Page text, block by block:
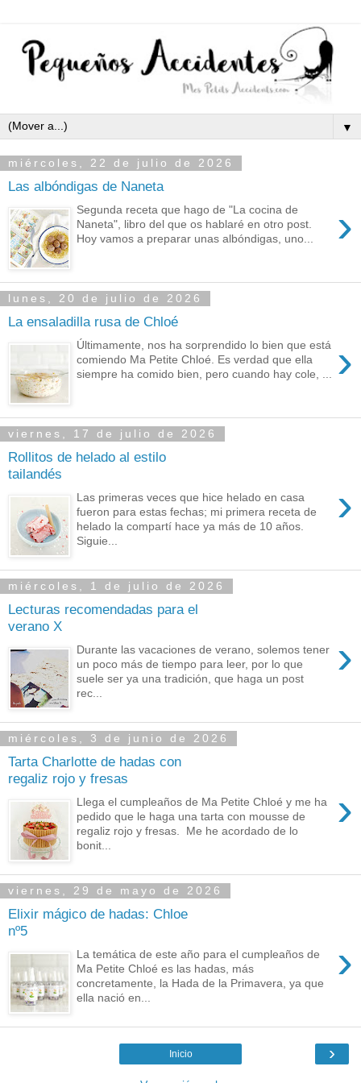
▼
miércoles, 22 de julio de 2026
Las albóndigas de Naneta
›
Segunda receta que hago de "La cocina de
Naneta", libro del que os hablaré en otro post.
Hoy vamos a preparar unas albóndigas, uno...
lunes, 20 de julio de 2026
La ensaladilla rusa de Chloé
›
Últimamente, nos ha sorprendido lo bien que está
comiendo Ma Petite Chloé. Es verdad que ella
siempre ha comido bien, pero cuando hay cole, ...
viernes, 17 de julio de 2026
Rollitos de helado al estilo
tailandés
›
Las primeras veces que hice helado en casa
fueron para estas fechas; mi primera receta de
helado la compartí hace ya más de 10 años.
Siguie...
miércoles, 1 de julio de 2026
Lecturas recomendadas para el
verano X
›
Durante las vacaciones de verano, solemos tener
un poco más de tiempo para leer, por lo que
suele ser ya una tradición, que haga un post
rec...
miércoles, 3 de junio de 2026
Tarta Charlotte de hadas con
regaliz rojo y fresas
›
Llega el cumpleaños de Ma Petite Chloé y me ha
pedido que le haga una tarta con mousse de
regaliz rojo y fresas. Me he acordado de lo
bonit...
viernes, 29 de mayo de 2026
Elixir mágico de hadas: Chloe
nº5
›
La temática de este año para el cumpleaños de
Ma Petite Chloé es las hadas, más
concretamente, la Hada de la Primavera, ya que
ella nació en...
›
Inicio